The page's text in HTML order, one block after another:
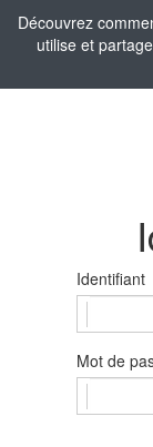
Découvrez
utilise et
Identifiant
Mot de